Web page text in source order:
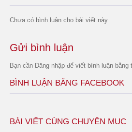
Chưa có bình luận cho bài viết này.
Gửi bình luận
Bạn cần Đăng nhập để viết bình luận bằng
BÌNH LUẬN BẰNG FACEBOOK
BÀI VIẾT CÙNG CHUYÊN MỤC